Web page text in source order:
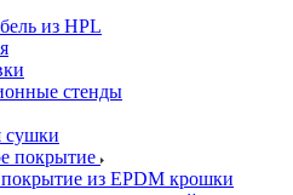
из HPL
стенды
сушки
покрытие
из EPDM крошки